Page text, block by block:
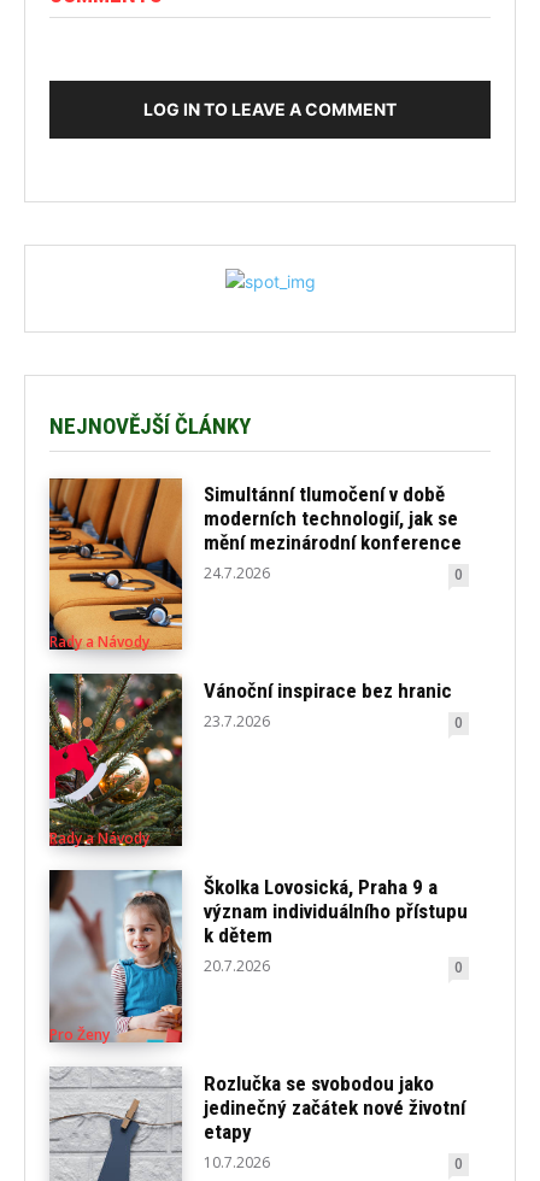
LOG IN TO LEAVE A COMMENT
NEJNOVĚJŠÍ ČLÁNKY
Rady a Návody
Simultánní tlumočení v době
moderních technologií, jak se
mění mezinárodní konference
24.7.2026 0
Rady a Návody
Vánoční inspirace bez hranic
23.7.2026 0
Pro Ženy
Školka Lovosická, Praha 9 a
význam individuálního přístupu
k dětem
20.7.2026 0
Rozlučka se svobodou jako
jedinečný začátek nové životní
etapy
10.7.2026 0